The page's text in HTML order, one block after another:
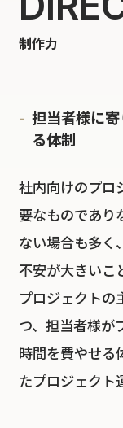
制作力
担当者様に
る体制
社内向けのプロ
要なものであり
ない場合も多く
不安が大きいこ
プロジェクトの
つ、担当者様が
時間を費やせる
たプロジェクト